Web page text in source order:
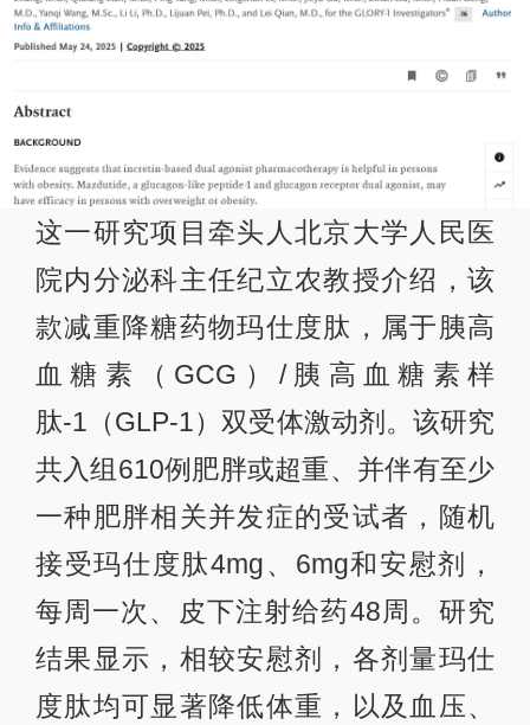
这一研究项目牵头人北京大学人民医
院内分泌科主任纪立农教授介绍，该
款减重降糖药物玛仕度肽，属于胰高
血糖素（GCG）/胰高血糖素样
肽-1（GLP-1）双受体激动剂。该研究
共入组610例肥胖或超重、并伴有至少
一种肥胖相关并发症的受试者，随机
接受玛仕度肽4mg、6mg和安慰剂，
每周一次、皮下注射给药48周。研究
结果显示，相较安慰剂，各剂量玛仕
度肽均可显著降低体重，以及血压、